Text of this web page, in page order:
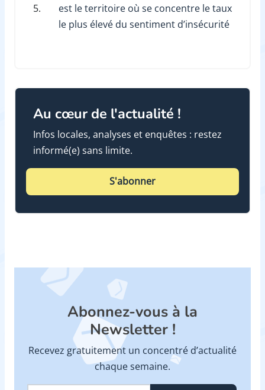
5.
est le territoire où se concentre le taux
le plus élevé du sentiment d’insécurité
Au cœur de l'actualité !
Infos locales, analyses et enquêtes : restez
informé(e) sans limite.
S'abonner
Abonnez-vous à la
Newsletter !
Recevez gratuitement un concentré d’actualité
chaque semaine.